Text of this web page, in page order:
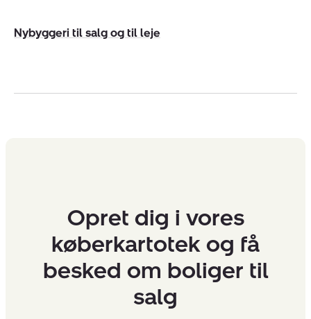
Nybyggeri til salg og til leje
Opret dig i vores
køberkartotek og få
besked om boliger til
salg